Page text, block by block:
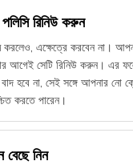
রিনিউ করুন
এক্ষেত্রে করবেন না।
আগেই সেটি রিনিউ করুন। এর
বাদ হবে না, সেই সঙ্গে আপনার নো
করতে পারেন।
নিন